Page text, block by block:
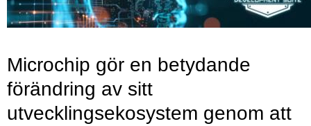
Microchip gör en betydande
förändring av sitt
utvecklingsekosystem genom att